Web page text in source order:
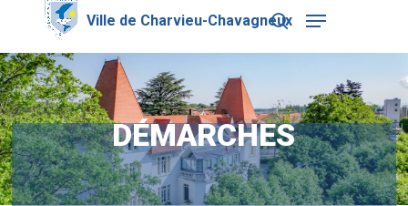
content
search
Menu
DÉMARCHES
Close